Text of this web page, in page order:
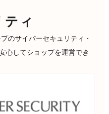
ィ
のサイバーセキュリティ・
心してショップを運営でき